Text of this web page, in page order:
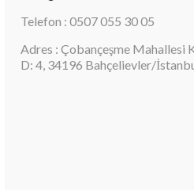
Telefon : 0507 055 30 05
Adres : Çobançeşme Mahallesi
D: 4, 34196 Bahçelievler/